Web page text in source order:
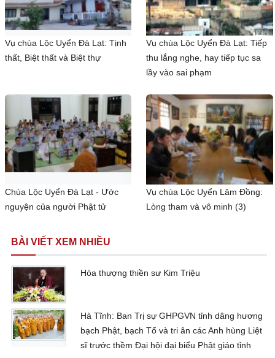
Vụ chùa Lộc Uyển Đà Lạt: Tịnh
thất, Biệt thất và Biệt thự
Vụ chùa Lộc Uyển Đà Lạt: Tiếp
thu lắng nghe, hay tiếp tục sa
lầy vào sai phạm
Chùa Lộc Uyển Đà Lạt - Ước
nguyện của người Phật tử
Vụ chùa Lộc Uyển Lâm Đồng:
Lòng tham và vô minh (3)
BÀI VIẾT XEM NHIỀU
Hòa thượng thiền sư Kim Triệu
Hà Tĩnh: Ban Trị sự GHPGVN tỉnh dâng hương
bạch Phật, bạch Tổ và tri ân các Anh hùng Liệt
sĩ trước thềm Đại hội đại biểu Phật giáo tỉnh